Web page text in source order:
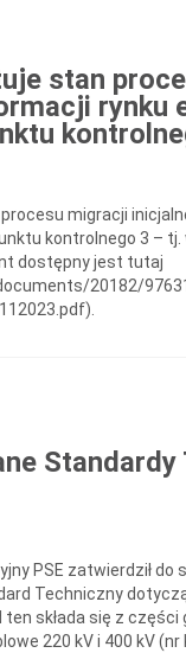
stan
rynku
migracji
kontrolnego 3 –
dostępny jest tutaj
20182/
Standardy
PSE zatwierdził do
Techniczny
ten składa się z części
220 kV i 400 kV (nr